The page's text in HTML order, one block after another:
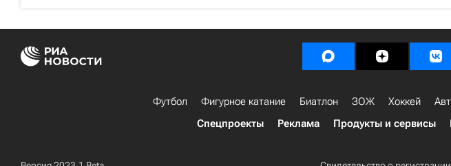
Футбол Фигурное катание Биатлон ЗОЖ Хоккей
Спецпроекты
Реклама Продукты и сервисы